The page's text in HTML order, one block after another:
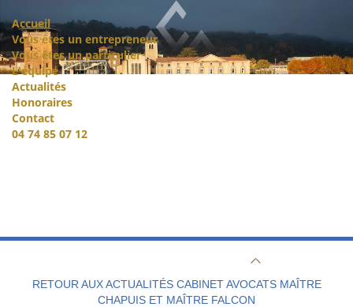
Accueil
Vous êtes un entrepreneur
Vous êtes un particulier
L'équipe
Actualités
Honoraires
Contact
04 74 85 07 12
RETOUR AUX ACTUALITÉS CABINET AVOCATS MAÎTRE
CHAPUIS ET MAÎTRE FALCON